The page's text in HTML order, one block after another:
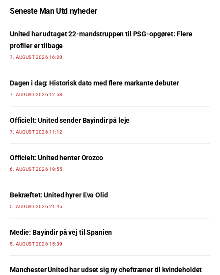
Seneste Man Utd nyheder
United har udtaget 22-mandstruppen til PSG-opgøret: Flere
profiler er tilbage
7. AUGUST 2026 16:20
Dagen i dag: Historisk dato med flere markante debuter
7. AUGUST 2026 12:53
Officielt: United sender Bayindir på leje
7. AUGUST 2026 11:12
Officielt: United henter Orozco
6. AUGUST 2026 19:55
Bekræftet: United hyrer Eva Olid
5. AUGUST 2026 21:45
Medie: Bayindir på vej til Spanien
5. AUGUST 2026 15:39
Manchester United har udset sig ny cheftræner til kvindeholdet